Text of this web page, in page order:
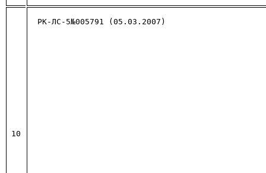
10
РК-ЛС-5№005791 (05.03.2007)